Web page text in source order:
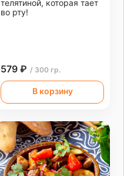
телятиной, которая тает
во рту!
579 ₽ / 300 гр.
В корзину